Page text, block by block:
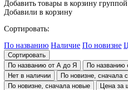
Добавить товары в корзину группой
Добавили в корзину
Сортировать:
По названию Наличие По новизне
Сортировать
По названию от А до Я
По названию
Нет в наличии
По новизне, сначала
По новизне, сначала новые
Цена за